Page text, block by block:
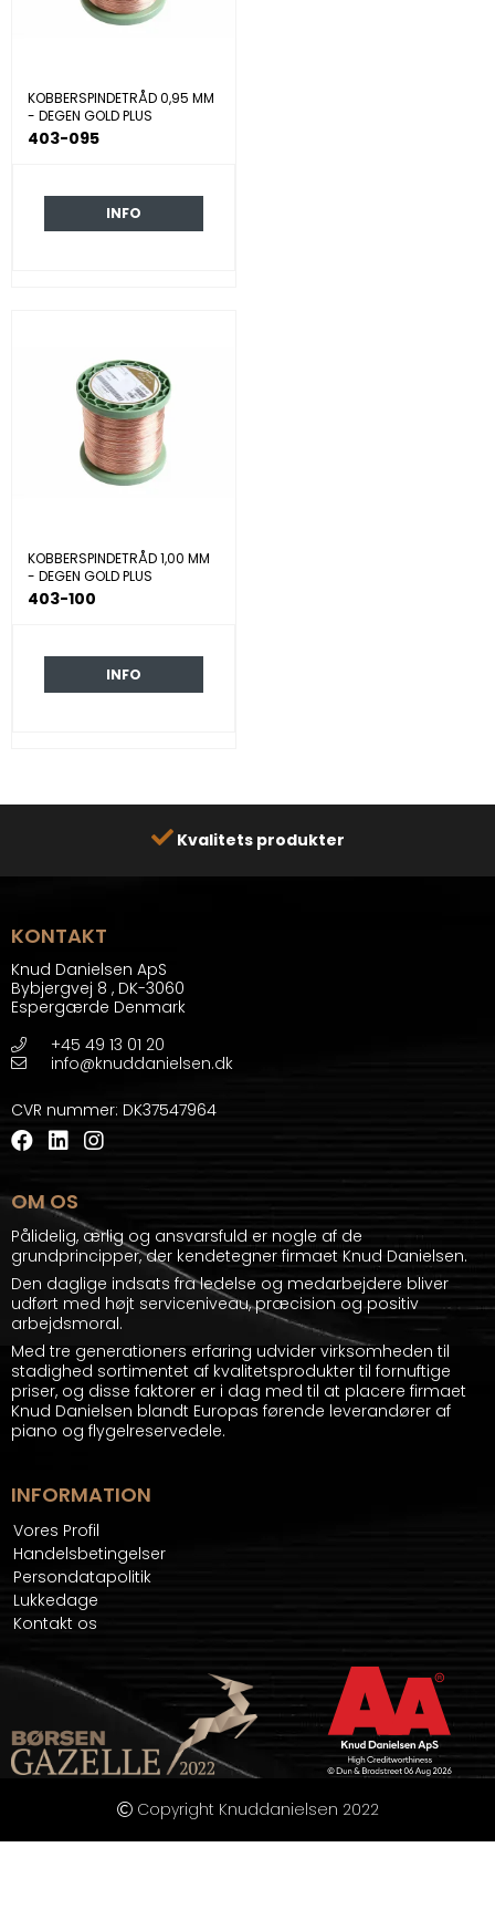
KOBBERSPINDETRÅD 0,95 MM
- DEGEN GOLD PLUS
403-095
INFO
KOBBERSPINDETRÅD 1,00 MM
- DEGEN GOLD PLUS
403-100
INFO
KONTAKT
Knud Danielsen ApS
Bybjergvej 8 , DK-3060
Espergærde Denmark
+45 49 13 01 20
info@knuddanielsen.dk
CVR nummer: DK37547964
OM OS
Pålidelig, ærlig og ansvarsfuld er nogle af de
grundprincipper, der kendetegner firmaet Knud Danielsen.
Den daglige indsats fra ledelse og medarbejdere bliver
udført med højt serviceniveau, præcision og positiv
arbejdsmoral.
Med tre generationers erfaring udvider virksomheden til
stadighed sortimentet af kvalitetsprodukter til fornuftige
priser, og disse faktorer er i dag med til at placere firmaet
Knud Danielsen blandt Europas førende leverandører af
piano og flygelreservedele.
INFORMATION
Vores Profil
Handelsbetingelser
Persondatapolitik
Lukkedage
Kontakt os
Copyright Knuddanielsen 2022